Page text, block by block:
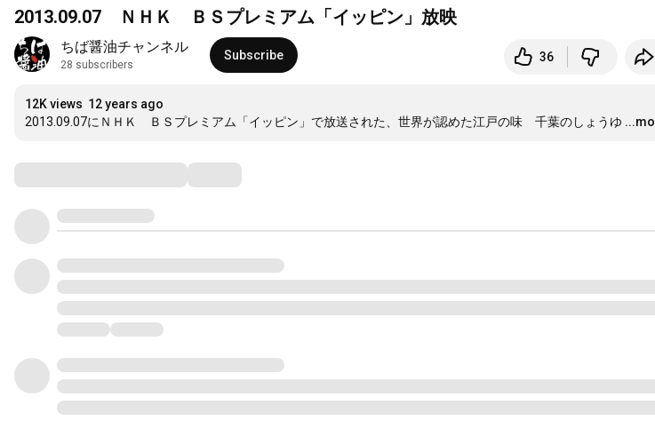
2013.09.07 ＮＨＫ ＢＳプレミアム「イッピン」放映
ちば醤油チャンネル
28 subscribers
Subscribe 36
12K views 12 years ago
2013.09.07にＮＨＫ　ＢＳプレミアム「イッピン」で放送された、世界が認めた江戸の味　千葉のしょうゆ